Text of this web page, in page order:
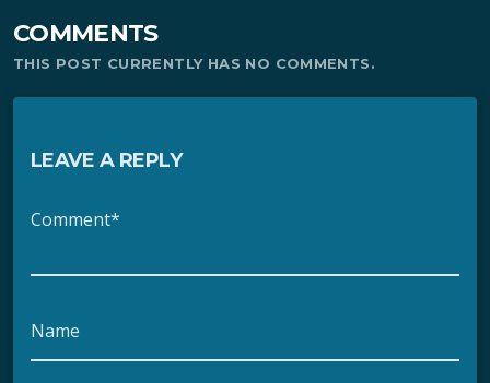
COMMENTS
THIS POST CURRENTLY HAS NO COMMENTS.
LEAVE A REPLY
Comment*
Name